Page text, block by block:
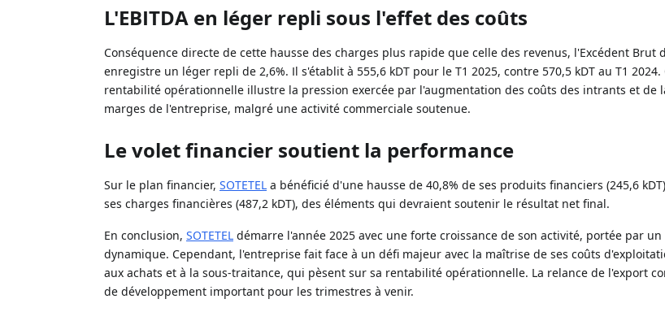
L'EBITDA en léger repli sous l'effet des coûts
Conséquence directe de cette hausse des charges plus rapide que celle des revenus, l'Excédent Brut
enregistre un léger repli de 2,6%. Il s'établit à 555,6 kDT pour le T1 2025, contre 570,5 kDT au T1 2024.
rentabilité opérationnelle illustre la pression exercée par l'augmentation des coûts des intrants et de
marges de l'entreprise, malgré une activité commerciale soutenue.
Le volet financier soutient la performance
Sur le plan financier, SOTETEL a bénéficié d'une hausse de 40,8% de ses produits financiers (245,6
ses charges financières (487,2 kDT), des éléments qui devraient soutenir le résultat net final.
En conclusion, SOTETEL démarre l'année 2025 avec une forte croissance de son activité, portée par
dynamique. Cependant, l'entreprise fait face à un défi majeur avec la maîtrise de ses coûts
aux achats et à la sous-traitance, qui pèsent sur sa rentabilité opérationnelle. La relance de l'export
de développement important pour les trimestres à venir.